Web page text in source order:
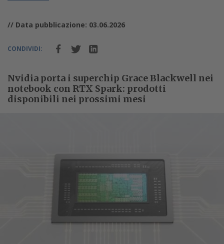
// Data pubblicazione: 03.06.2026
CONDIVIDI:
Nvidia porta i superchip Grace Blackwell nei
notebook con RTX Spark: prodotti
disponibili nei prossimi mesi